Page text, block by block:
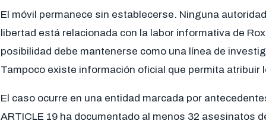
El móvil permanece sin establecerse. Ninguna
libertad está relacionada con la labor informativa de
posibilidad debe mantenerse como una línea de
Tampoco existe información oficial que permita atribuir
El caso ocurre en una entidad marcada por
ARTICLE 19 ha documentado al menos 32 asesinatos